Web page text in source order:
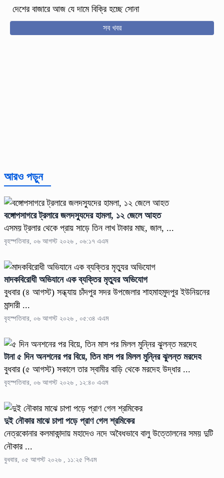
দেশের বাজারে আজ যে দামে বিক্রি হচ্ছে সোনা
সব খবর
আরও পড়ুন
বঙ্গোপসাগরে ট্রলারে জলদস্যুদের হামলা, ১২ জেলে আহত
এসময় ট্রলার থেকে প্রায় সাড়ে তিন লাখ টাকার মাছ, জাল, ...
বৃহস্পতিবার, ০৬ আগস্ট ২০২৬ , ০৬:১৭ এএম
মাদকবিরোধী অভিযানে এক ব্যক্তির মৃত্যুর অভিযোগ
বুধবার (৪ আগস্ট) সন্ধ্যায় চাঁদপুর সদর উপজেলার শাহমাহমুদপুর ইউনিয়নের
মান্দারী ...
বৃহস্পতিবার, ০৬ আগস্ট ২০২৬ , ০৫:৩৪ এএম
টানা ৫ দিন অনশনের পর বিয়ে, তিন মাস পর মিলল মুন্নির ঝুলন্ত মরদেহ
বুধবার (৫ আগস্ট) সকালে তার স্বামীর বাড়ি থেকে মরদেহ উদ্ধার ...
বৃহস্পতিবার, ০৬ আগস্ট ২০২৬ , ১২:৪০ এএম
দুই নৌকার মাঝে চাপা পড়ে প্রাণ গেল শ্রমিকের
নেত্রকোনার কলমাকান্দায় মহাদেও নদে অবৈধভাবে বালু উত্তোলনের সময় দুটি
নৌকার ...
বুধবার, ০৫ আগস্ট ২০২৬ , ১১:২৫ পিএম